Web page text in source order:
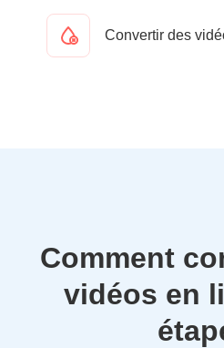
Convertir des
Comment
vidéos en